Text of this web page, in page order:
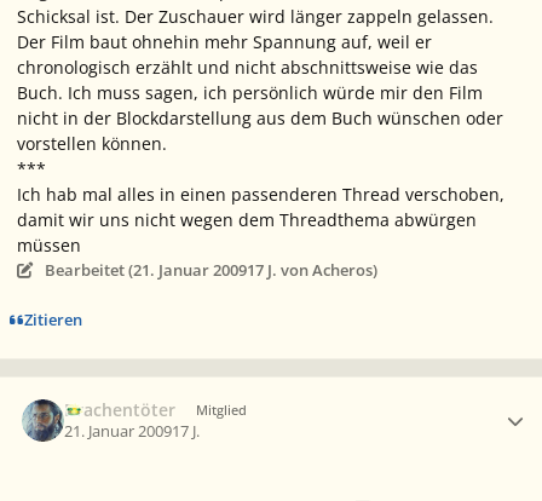
Schicksal ist. Der Zuschauer wird länger zappeln gelassen.
Der Film baut ohnehin mehr Spannung auf, weil er
chronologisch erzählt und nicht abschnittsweise wie das
Buch. Ich muss sagen, ich persönlich würde mir den Film
nicht in der Blockdarstellung aus dem Buch wünschen oder
vorstellen können.
***
Ich hab mal alles in einen passenderen Thread verschoben,
damit wir uns nicht wegen dem Threadthema abwürgen
müssen
Bearbeitet (21. Januar 200917 J. von Acheros)
Zitieren
Drachentöter Mitglied
21. Januar 200917 J.